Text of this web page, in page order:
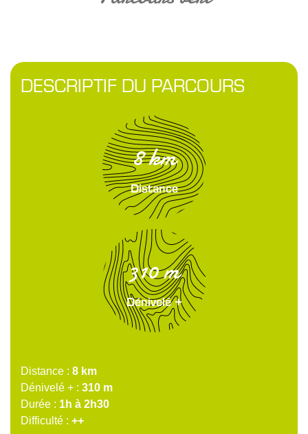
DESCRIPTIF DU PARCOURS
Distance
8 km
Dénivelé +
310 m
Distance
8 km
Dénivelé +
310 m
Durée
1h à 2h30
Difficulté
++